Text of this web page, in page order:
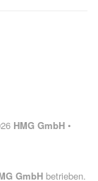
HMG GmbH •
GmbH betrieben.